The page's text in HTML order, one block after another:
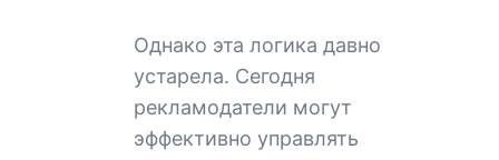
Однако эта логика давно
устарела. Сегодня
рекламодатели могут
эффективно управлять